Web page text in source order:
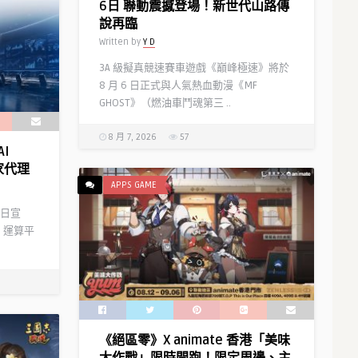
6日 聯動震撼登場！新世代山路傳
說再臨
Written by Y D
3A 級擬真競速賽車遊戲《巔峰極速》將於
8 月 6 日正式與人氣熱血動漫《MF
GHOST》（燃油車鬥魂第三 ..
8 月 7, 2026 57
代理
宣
運算平
APPS GAME
《絕區零》X animate 香港「美味